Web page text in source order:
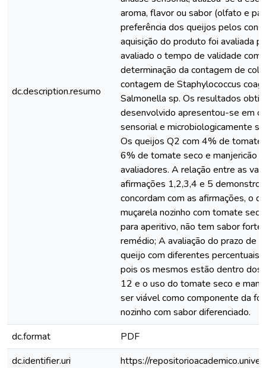
dc.description.resumo
aroma, flavor ou sabor (olfato e
preferência dos queijos pelos
aquisição do produto foi avaliada
avaliado o tempo de validade
determinação da contagem de
contagem de Staphylococcus
Salmonella sp. Os resultados
desenvolvido apresentou-se em
sensorial e microbiologicamente
Os queijos Q2 com 4% de tomate
6% de tomate seco e manjericão
avaliadores. A relação entre as
afirmações 1,2,3,4 e 5
concordam com as afirmações, o
muçarela nozinho com tomate
para aperitivo, não tem sabor
remédio; A avaliação do prazo de
queijo com diferentes percentuais
pois os mesmos estão dentro dos
12 e o uso do tomate seco e
ser viável como componente da
nozinho com sabor diferenciado.
dc.format
PDF
dc.identifier.uri
https://